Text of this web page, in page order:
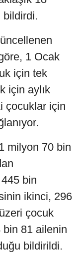
bildirdi.
1 Ocak
için tek
için aylık
çocuklar için
milyon 70 bin
bin
ikinci, 296
çocuk
bin 81 ailenin
bildirildi.